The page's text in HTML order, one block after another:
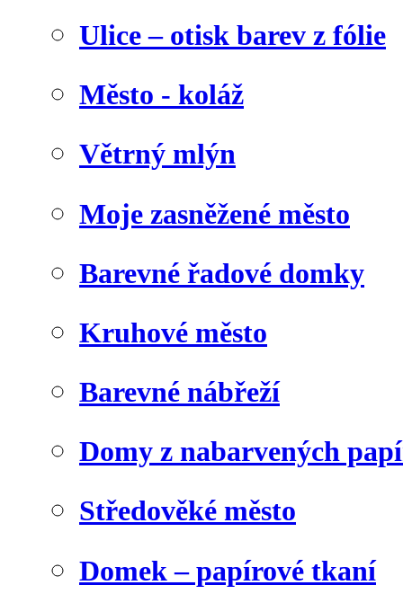
Ulice – otisk barev z fólie
Město - koláž
Větrný mlýn
Moje zasněžené město
Barevné řadové domky
Kruhové město
Barevné nábřeží
Domy z nabarvených
Středověké město
Domek – papírové tkaní